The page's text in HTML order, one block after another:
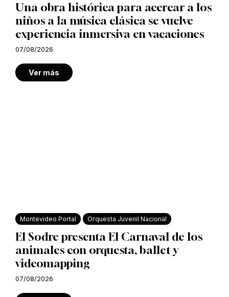
Una obra histórica para acercar a los
niños a la música clásica se vuelve
experiencia inmersiva en vacaciones
07/08/2026
Ver más
Montevideo Portal Orquesta Juvenil Nacional
El Sodre presenta El Carnaval de los
animales con orquesta, ballet y
videomapping
07/08/2026